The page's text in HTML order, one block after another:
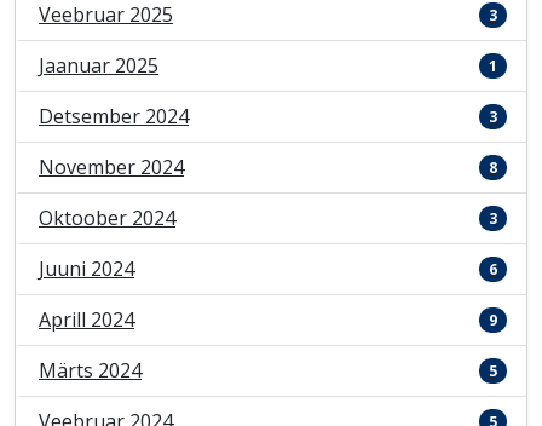
Veebruar 2025 3
Jaanuar 2025 1
Detsember 2024 3
November 2024 8
Oktoober 2024 3
Juuni 2024 6
Aprill 2024 9
Märts 2024 5
5